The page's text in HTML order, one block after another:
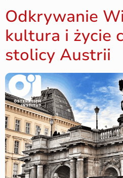
Odkrywanie
kultura i życie
stolicy Austrii